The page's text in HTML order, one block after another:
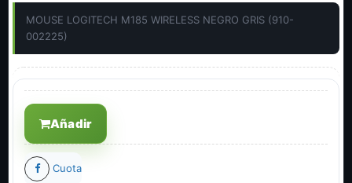
MOUSE LOGITECH M185 WIRELESS NEGRO GRIS (910-
002225)
Añadir
Cuota